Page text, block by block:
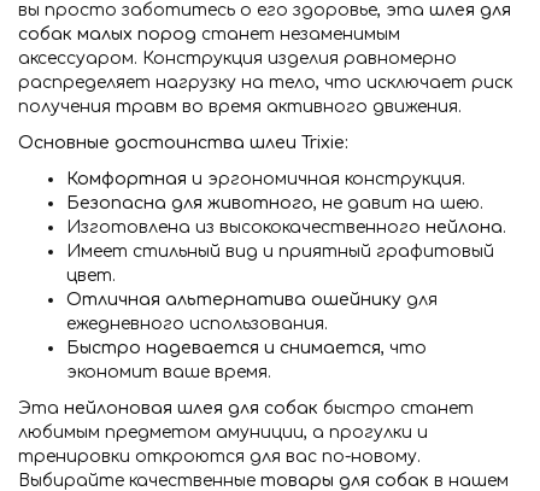
вы просто заботитесь о его здоровье, эта шлея для
собак малых пород станет незаменимым
аксессуаром. Конструкция изделия равномерно
распределяет нагрузку на тело, что исключает риск
получения травм во время активного движения.
Основные достоинства шлеи Trixie:
Комфортная и эргономичная конструкция.
Безопасна для животного, не давит на шею.
Изготовлена из высококачественного нейлона.
Имеет стильный вид и приятный графитовый
цвет.
Отличная альтернатива ошейнику для
ежедневного использования.
Быстро надевается и снимается, что
экономит ваше время.
Эта нейлоновая шлея для собак быстро станет
любимым предметом амуниции, а прогулки и
тренировки откроются для вас по-новому.
Выбирайте качественные товары для собак в нашем